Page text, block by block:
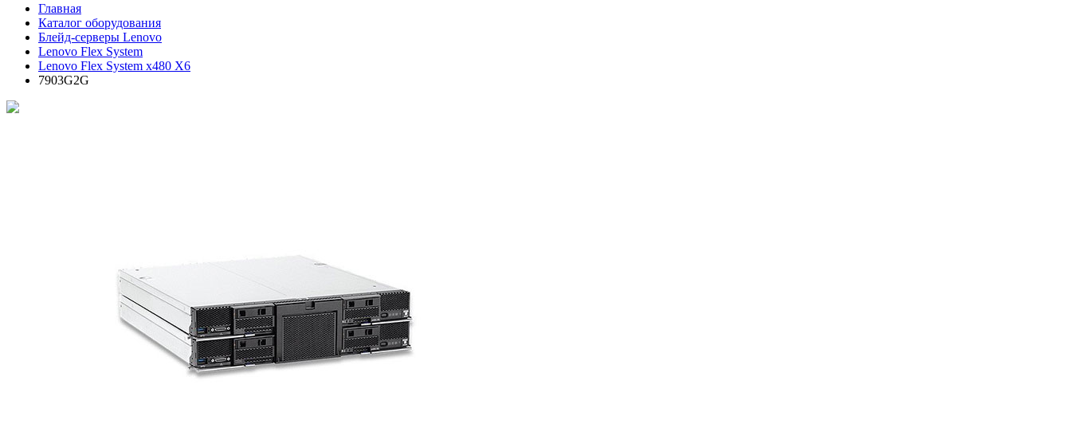
Главная
Каталог оборудования
Блейд-серверы Lenovo
Lenovo Flex System
Lenovo Flex System x480 X6
7903G2G